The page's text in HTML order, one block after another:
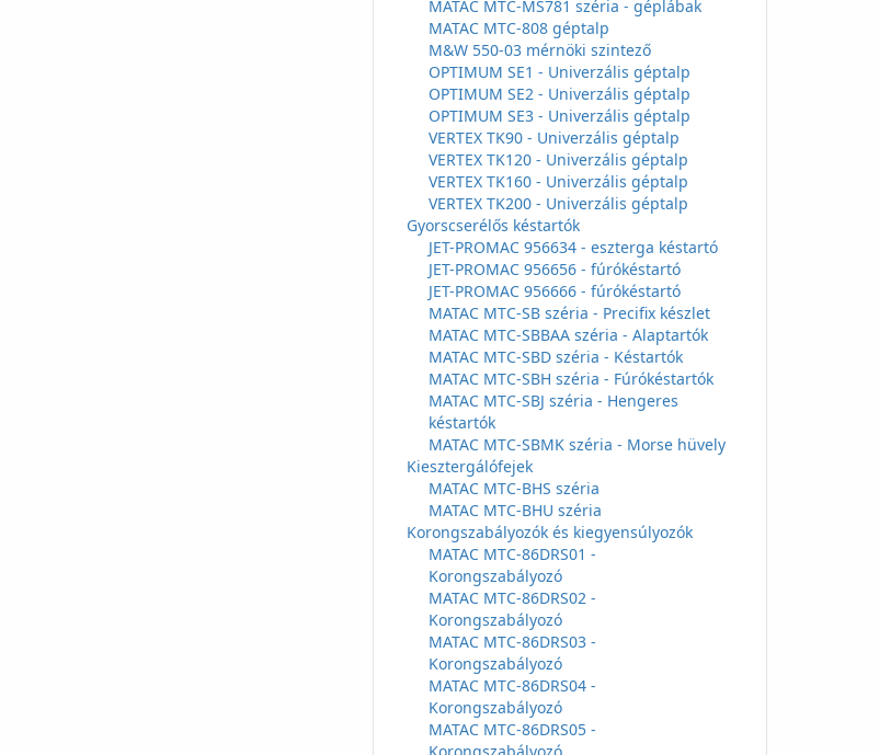
MATAC MTC-MS781 széria - géplábak
MATAC MTC-808 géptalp
M&W 550-03 mérnöki szintező
OPTIMUM SE1 - Univerzális géptalp
OPTIMUM SE2 - Univerzális géptalp
OPTIMUM SE3 - Univerzális géptalp
VERTEX TK90 - Univerzális géptalp
VERTEX TK120 - Univerzális géptalp
VERTEX TK160 - Univerzális géptalp
VERTEX TK200 - Univerzális géptalp
Gyorscserélős késtartók
JET-PROMAC 956634 - eszterga késtartó
JET-PROMAC 956656 - fúrókéstartó
JET-PROMAC 956666 - fúrókéstartó
MATAC MTC-SB széria - Precifix készlet
MATAC MTC-SBBAA széria - Alaptartók
MATAC MTC-SBD széria - Késtartók
MATAC MTC-SBH széria - Fúrókéstartók
MATAC MTC-SBJ széria - Hengeres
késtartók
MATAC MTC-SBMK széria - Morse hüvely
Kiesztergálófejek
MATAC MTC-BHS széria
MATAC MTC-BHU széria
Korongszabályozók és kiegyensúlyozók
MATAC MTC-86DRS01 -
Korongszabályozó
MATAC MTC-86DRS02 -
Korongszabályozó
MATAC MTC-86DRS03 -
Korongszabályozó
MATAC MTC-86DRS04 -
Korongszabályozó
MATAC MTC-86DRS05 -